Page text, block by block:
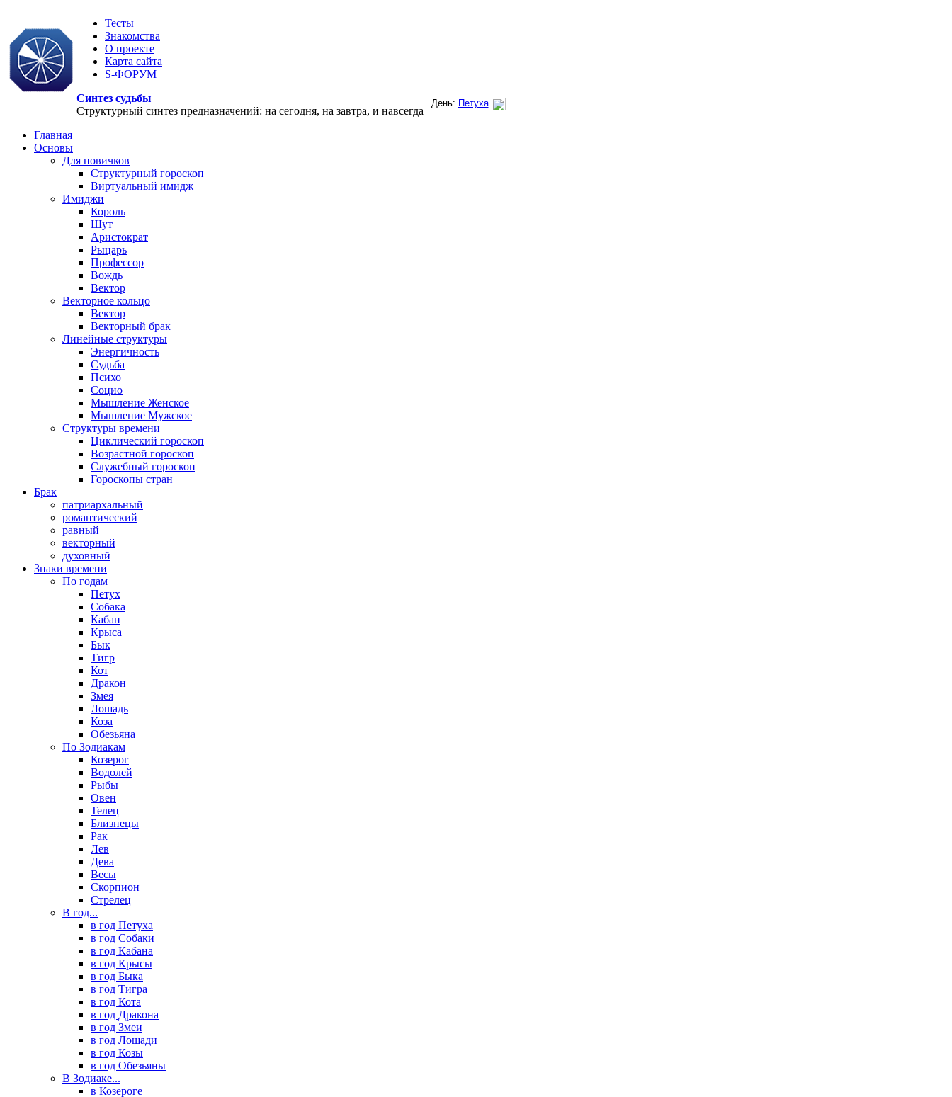
Тесты
Знакомства
О проекте
Карта сайта
S-ФОРУМ
Синтез судьбы
Структурный синтез предназначений: на сегодня, на завтра, и навсегда
Главная
Основы
Для новичков
Структурный гороскоп
Виртуальный имидж
Имиджи
Король
Шут
Аристократ
Рыцарь
Профессор
Вождь
Вектор
Векторное кольцо
Вектор
Векторный брак
Линейные структуры
Энергичность
Судьба
Психо
Социо
Мышление Женское
Мышление Мужское
Структуры времени
Циклический гороскоп
Возрастной гороскоп
Служебный гороскоп
Гороскопы стран
Брак
патриархальный
романтический
равный
векторный
духовный
Знаки времени
По годам
Петух
Собака
Кабан
Крыса
Бык
Тигр
Кот
Дракон
Змея
Лошадь
Коза
Обезьяна
По Зодиакам
Козерог
Водолей
Рыбы
Овен
Телец
Близнецы
Рак
Лев
Дева
Весы
Скорпион
Стрелец
В год...
в год Петуха
в год Собаки
в год Кабана
в год Крысы
в год Быка
в год Тигра
в год Кота
в год Дракона
в год Змеи
в год Лошади
в год Козы
в год Обезьяны
В Зодиаке...
в Козероге